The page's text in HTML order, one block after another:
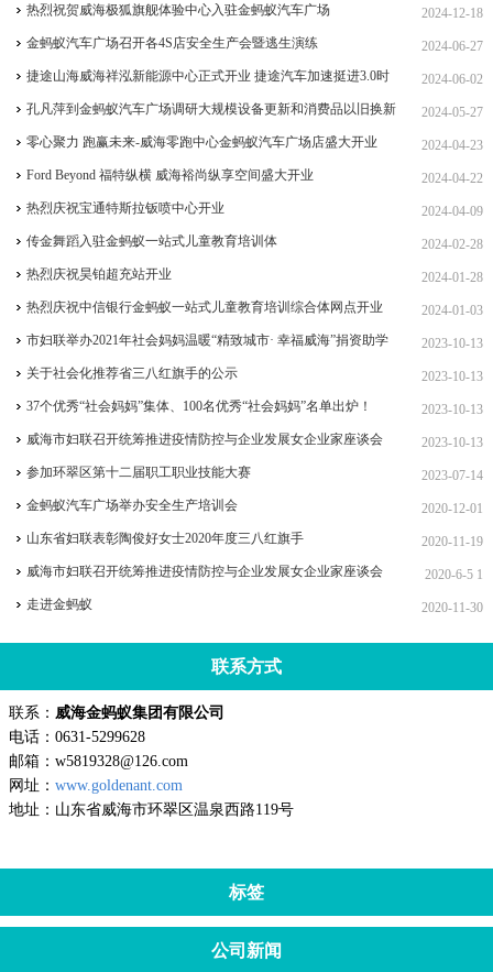
2024-12-18
热烈祝贺威海极狐旗舰体验中心入驻金蚂蚁汽车广场
2024-06-27
金蚂蚁汽车广场召开各4S店安全生产会暨逃生演练
2024-06-02
捷途山海威海祥泓新能源中心正式开业 捷途汽车加速挺进3.0时
代 2024-05-27
孔凡萍到金蚂蚁汽车广场调研大规模设备更新和消费品以旧换新
工作 2024-04-23
零心聚力 跑赢未来-威海零跑中心金蚂蚁汽车广场店盛大开业
2024-04-22
Ford Beyond 福特纵横 威海裕尚纵享空间盛大开业
2024-04-09
热烈庆祝宝通特斯拉钣喷中心开业
2024-02-28
传金舞蹈入驻金蚂蚁一站式儿童教育培训体
2024-01-28
热烈庆祝昊铂超充站开业
2024-01-03
热烈庆祝中信银行金蚂蚁一站式儿童教育培训综合体网点开业
2023-10-13
市妇联举办2021年社会妈妈温暖“精致城市· 幸福威海”捐资助学
女企业家协会专场活动 2023-10-13
关于社会化推荐省三八红旗手的公示
2023-10-13
37个优秀“社会妈妈”集体、100名优秀“社会妈妈”名单出炉！
2023-10-13
威海市妇联召开统筹推进疫情防控与企业发展女企业家座谈会
2023-07-14
参加环翠区第十二届职工职业技能大赛
2020-12-01
金蚂蚁汽车广场举办安全生产培训会
2020-11-19
山东省妇联表彰陶俊好女士2020年度三八红旗手
2020-6-5 1
威海市妇联召开统筹推进疫情防控与企业发展女企业家座谈会
2020-11-30
走进金蚂蚁
联系方式
联系： 威海金蚂蚁集团有限公司
电话：0631-5299628
邮箱：w5819328@126.com
网址： www.goldenant.com
地址：山东省威海市环翠区温泉西路119号
标签
公司新闻